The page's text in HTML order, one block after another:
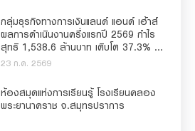
กลุ่มธุรกิจทางการเงินแลนด์ แอนด์ เฮ้าส์
ผลการดำเนินงานครึ่งแรกปี 2569 กำไร
สุทธิ 1,538.6 ล้านบาท เติบโต 37.3% สิน
เชื่อโต 6.7% ครึ่งปีหลังยกระดับบริการ
ยั่งยืน
23 ก.ค. 2569
ห้องสมุดแห่งการเรียนรู้ โรงเรียนคลอง
พระยานาคราช จ.สมุทรปราการ